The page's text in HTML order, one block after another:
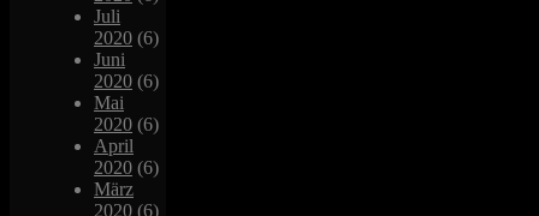
Juli
2020 (6)
Juni
2020 (6)
Mai
2020 (6)
April
2020 (6)
März
2020 (6)